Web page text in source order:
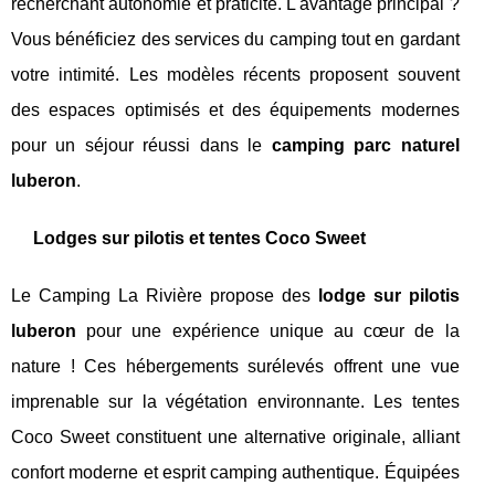
recherchant autonomie et praticité. L'avantage principal ?
Vous bénéficiez des services du camping tout en gardant
votre intimité. Les modèles récents proposent souvent
des espaces optimisés et des équipements modernes
pour un séjour réussi dans le camping parc naturel
luberon.
Lodges sur pilotis et tentes Coco Sweet
Le Camping La Rivière propose des
lodge sur pilotis
luberon pour une expérience unique au cœur de la
nature ! Ces hébergements surélevés offrent une vue
imprenable sur la végétation environnante. Les tentes
Coco Sweet constituent une alternative originale, alliant
confort moderne et esprit camping authentique. Équipées